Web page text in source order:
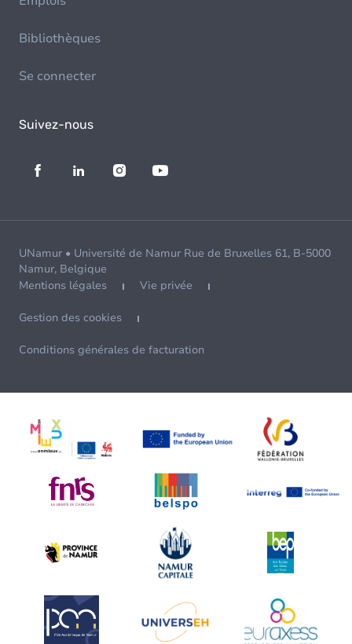
Bibliothèques
Se connecter
Suivez-nous
UNamur • Université de Namur Rue de Bruxelles 61, B-5000
Namur, Belgique
Mentions légales
Vie privée
Gestion des cookies
Conditions générales de facturation